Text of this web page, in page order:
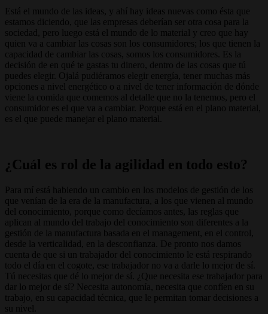
Está el mundo de las ideas, y ahí hay ideas nuevas como ésta que
estamos diciendo, que las empresas deberían ser otra cosa para la
sociedad, pero luego está el mundo de lo material y creo que hay
quien va a cambiar las cosas son los consumidores; los que tienen la
capacidad de cambiar las cosas, somos los consumidores. Es la
decisión de en qué te gastas tu dinero, dentro de las cosas que tú
puedes elegir. Ojalá pudiéramos elegir energía, tener muchas más
opciones a nivel energético o a nivel de tener información de dónde
viene la comida que comemos al detalle que no la tenemos, pero el
consumidor es el que va a cambiar. Porque está en el plano material,
es el que puede manejar el plano material.
¿Cuál es rol de la agilidad en todo esto?
Para mí está habiendo un cambio en los modelos de gestión de los
que venían de la era de la manufactura, a los que vienen al mundo
del conocimiento, porque como decíamos antes, las reglas que
aplican al mundo del trabajo del conocimiento son diferentes a la
gestión de la manufactura basada en el management, en el control,
desde la verticalidad, en la desconfianza. De pronto nos damos
cuenta de que si un trabajador del conocimiento le está respirando
todo el día en el cogote, ese trabajador no va a darle lo mejor de sí.
Tú necesitas que dé lo mejor de sí. ¿Que necesita ese trabajador para
dar lo mejor de sí? Necesita autonomía, necesita que confíen en su
trabajo, en su capacidad técnica, que le permitan tomar decisiones a
su nivel.